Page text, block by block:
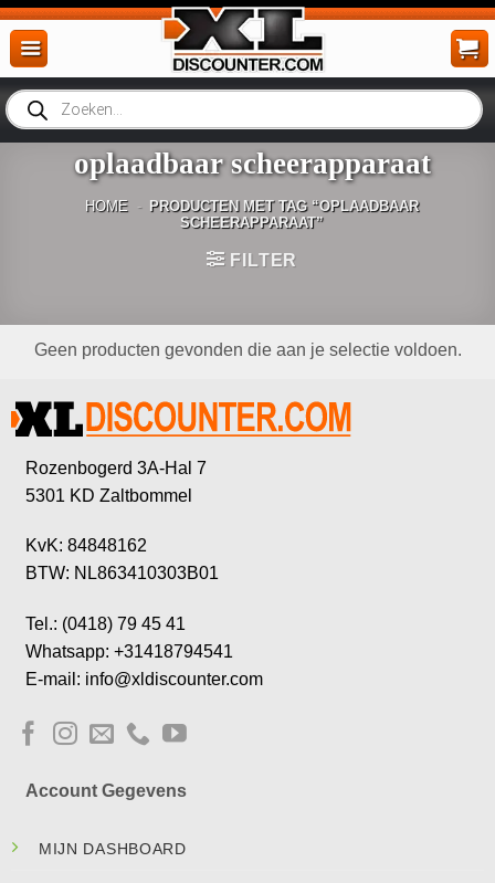
Ga
naar
inhoud
Producten
zoeken
oplaadbaar scheerapparaat
HOME - PRODUCTEN MET TAG “OPLAADBAAR
SCHEERAPPARAAT”
FILTER
Geen producten gevonden die aan je selectie voldoen.
Rozenbogerd 3A-Hal 7
5301 KD Zaltbommel
KvK: 84848162
BTW: NL863410303B01
Tel.: (0418) 79 45 41
Whatsapp: +31418794541
E-mail: info@xldiscounter.com
Account Gegevens
MIJN DASHBOARD